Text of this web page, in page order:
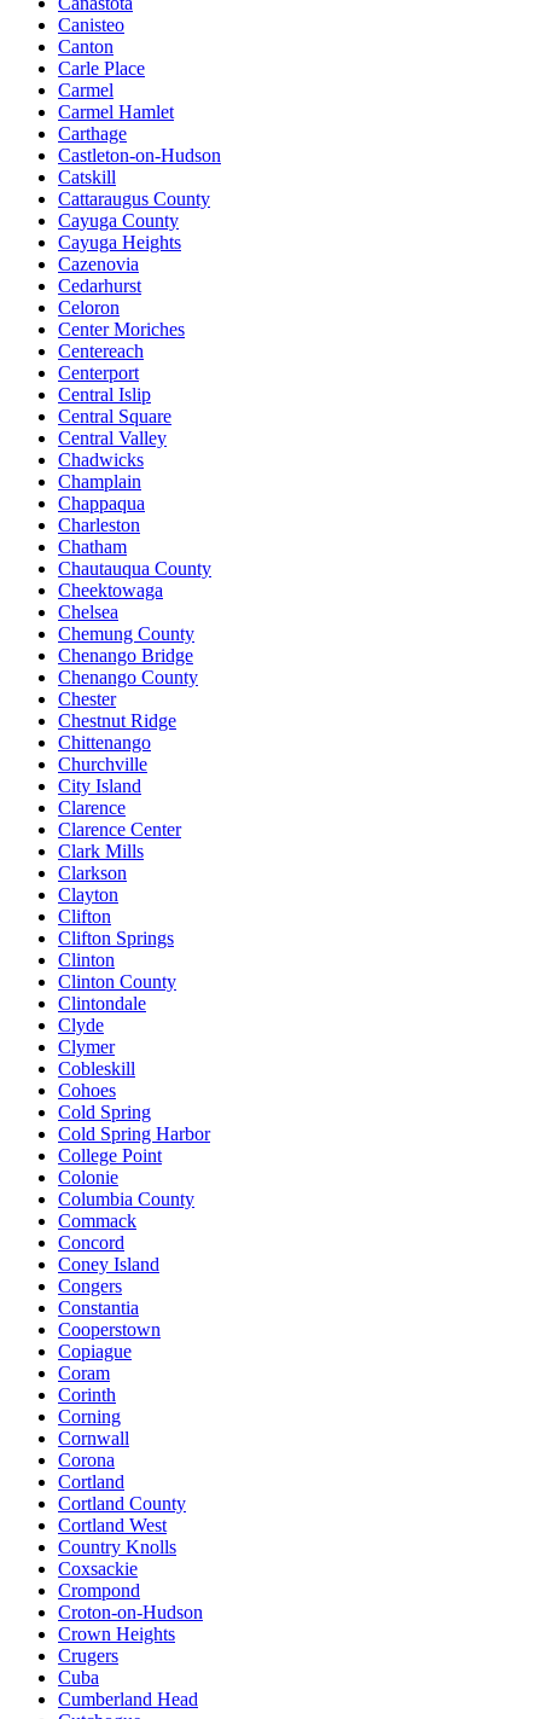
Canisteo
Canton
Carle Place
Carmel
Carmel Hamlet
Carthage
Castleton-on-Hudson
Catskill
Cattaraugus County
Cayuga County
Cayuga Heights
Cazenovia
Cedarhurst
Celoron
Center Moriches
Centereach
Centerport
Central Islip
Central Square
Central Valley
Chadwicks
Champlain
Chappaqua
Charleston
Chatham
Chautauqua County
Cheektowaga
Chelsea
Chemung County
Chenango Bridge
Chenango County
Chester
Chestnut Ridge
Chittenango
Churchville
City Island
Clarence
Clarence Center
Clark Mills
Clarkson
Clayton
Clifton
Clifton Springs
Clinton
Clinton County
Clintondale
Clyde
Clymer
Cobleskill
Cohoes
Cold Spring
Cold Spring Harbor
College Point
Colonie
Columbia County
Commack
Concord
Coney Island
Congers
Constantia
Cooperstown
Copiague
Coram
Corinth
Corning
Cornwall
Corona
Cortland
Cortland County
Cortland West
Country Knolls
Coxsackie
Crompond
Croton-on-Hudson
Crown Heights
Crugers
Cuba
Cumberland Head